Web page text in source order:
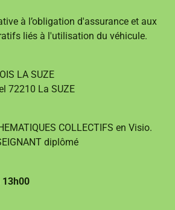
à l’obligation d'assurance et aux
liés à l'utilisation du véhicule.
LA SUZE
72210 La SUZE
COLLECTIFS en Visio.
diplômé
13h00